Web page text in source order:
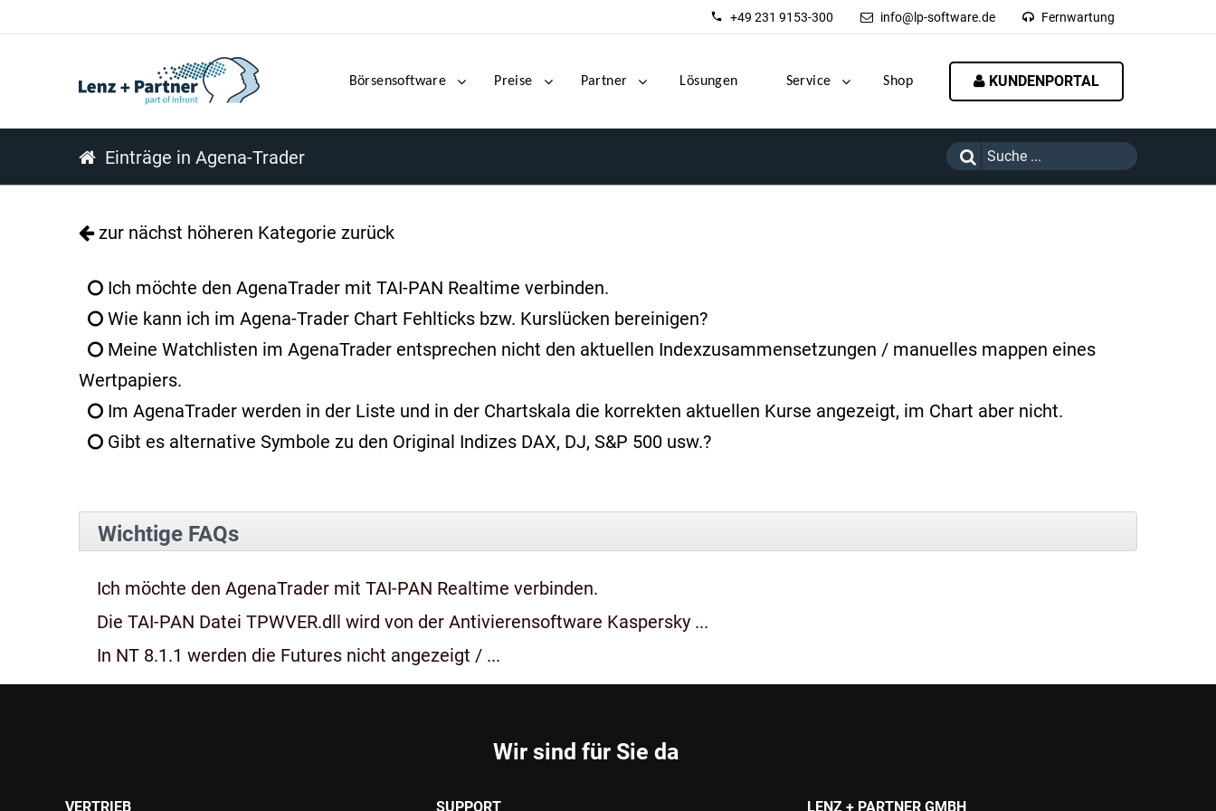
+49 231 9153-300 info@lp-software.de Fernwartung
Börsensoftware Preise Partner Lösungen Service Shop KUNDENPORTAL
Einträge in Agena-Trader
zur nächst höheren Kategorie zurück
Ich möchte den AgenaTrader mit TAI-PAN Realtime verbinden.
Wie kann ich im Agena-Trader Chart Fehlticks bzw. Kurslücken bereinigen?
Meine Watchlisten im AgenaTrader entsprechen nicht den aktuellen Indexzusammensetzungen / manuelles mappen eines
Wertpapiers.
Im AgenaTrader werden in der Liste und in der Chartskala die korrekten aktuellen Kurse angezeigt, im Chart aber nicht.
Gibt es alternative Symbole zu den Original Indizes DAX, DJ, S&P 500 usw.?
Wichtige FAQs
Ich möchte den AgenaTrader mit TAI-PAN Realtime verbinden.
Die TAI-PAN Datei TPWVER.dll wird von der Antivierensoftware Kaspersky ...
In NT 8.1.1 werden die Futures nicht angezeigt / ...
Wir sind für Sie da
VERTRIEB SUPPORT LENZ + PARTNER GMBH